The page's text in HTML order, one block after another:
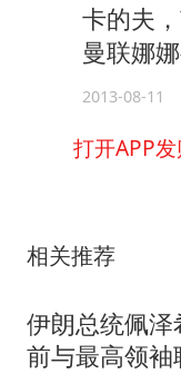
卡的夫
曼联娜
2013-08-11
打开APP
相关推荐
伊朗总统佩泽
前与最高领袖